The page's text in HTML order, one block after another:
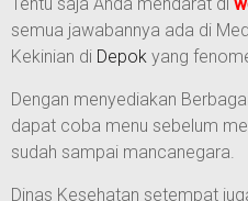
semua jawabannya ada di
Kekinian di Depok yang
Dengan menyediakan
dapat coba menu sebelum
sudah sampai mancanegara.
Dinas Kesehatan setempat